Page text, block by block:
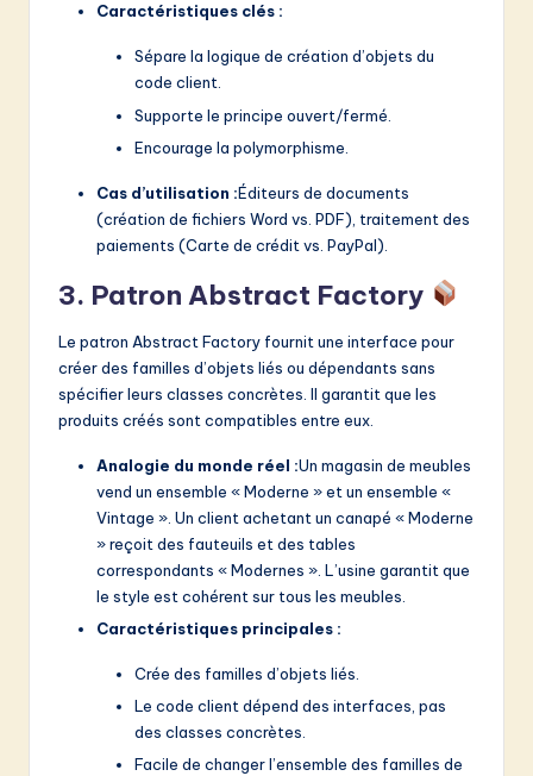
Caractéristiques clés :
Sépare la logique de création d’objets du
code client.
Supporte le principe ouvert/fermé.
Encourage la polymorphisme.
Cas d’utilisation :Éditeurs de documents
(création de fichiers Word vs. PDF), traitement des
paiements (Carte de crédit vs. PayPal).
3. Patron Abstract Factory
Le patron Abstract Factory fournit une interface pour
créer des familles d’objets liés ou dépendants sans
spécifier leurs classes concrètes. Il garantit que les
produits créés sont compatibles entre eux.
Analogie du monde réel :Un magasin de meubles
vend un ensemble « Moderne » et un ensemble «
Vintage ». Un client achetant un canapé « Moderne
» reçoit des fauteuils et des tables
correspondants « Modernes ». L’usine garantit que
le style est cohérent sur tous les meubles.
Caractéristiques principales :
Crée des familles d’objets liés.
Le code client dépend des interfaces, pas
des classes concrètes.
Facile de changer l’ensemble des familles de